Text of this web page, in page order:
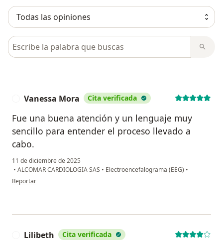
Busca en opiniones
Vanessa Mora Cita verificada
Fue una buena atención y un lenguaje muy
sencillo para entender el proceso llevado a
cabo.
11 de diciembre de 2025
• ALCOMAR CARDIOLOGIA SAS • Electroencefalograma (EEG) •
en opinión del usuario Vanessa Mora
Reportar
Lilibeth Cita verificada